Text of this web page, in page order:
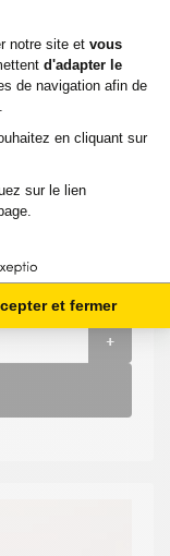
Voir le produit
:
9,96 €TTC
+